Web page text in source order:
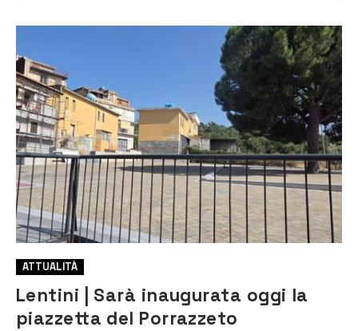
ATTUALITÀ
Lentini | Sarà inaugurata oggi la
piazzetta del Porrazzeto